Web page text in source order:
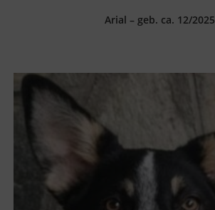
Arial – geb. ca. 12/2025